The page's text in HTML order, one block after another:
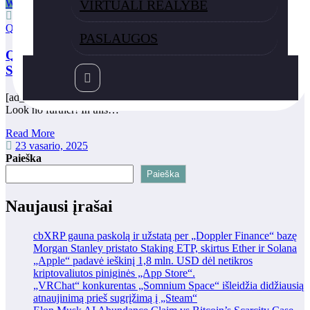
VIRTUALI REALYBĖ
PASLAUGOS
WEB3 EKOSISTEMA
Data,Developers,Exploring,Moralis
QuickAlerts
QuickAlerts Alternative – Exploring the Best Way to
Stream On-Chain Data – Moralis for Developers
[ad_1] Are you searching for the best alternative to QuickAlerts?
Look no further! In this…
Read More
23 vasario, 2025
Paieška
Paieška
Naujausi įrašai
cbXRP gauna paskolą ir užstatą per „Doppler Finance“ bazę
Morgan Stanley pristato Staking ETP, skirtus Ether ir Solana
„Apple“ padavė ieškinį 1,8 mln. USD dėl netikros
kriptovaliutos piniginės „App Store“.
„VRChat“ konkurentas „Somnium Space“ išleidžia didžiausią
atnaujinimą prieš sugrįžimą į „Steam“